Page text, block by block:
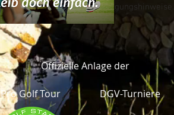
allgemeine Pflege- und Reinigungshinweise.
Offizielle Anlage der
Pro Golf Tour DGV-Turniere